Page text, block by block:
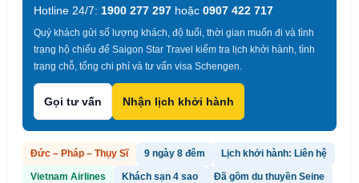
Hotline 24/7: 1900 277 297 hoặc 0907 422 717
Quý khách gửi số lượng khách, độ tuổi, thời gian muốn đi và tình
trạng hộ chiếu để Saigon Star Travel kiểm tra lịch khởi hành, tình
trạng chỗ, tổng chi phí và tư vấn visa Schengen.
Gọi tư vấn Nhận lịch khởi hành
Đức – Pháp – Thụy Sĩ 9 ngày 8 đêm Lịch khởi hành: Liên hệ
Vietnam Airlines Khách sạn 4 sao Đã gồm du thuyền Seine